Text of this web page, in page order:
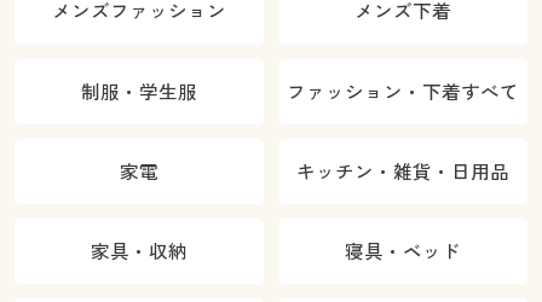
メンズファッション メンズ下着
制服・学生服 ファッション・下着すべて
家電 キッチン・雑貨・日用品
家具・収納 寝具・ベッド